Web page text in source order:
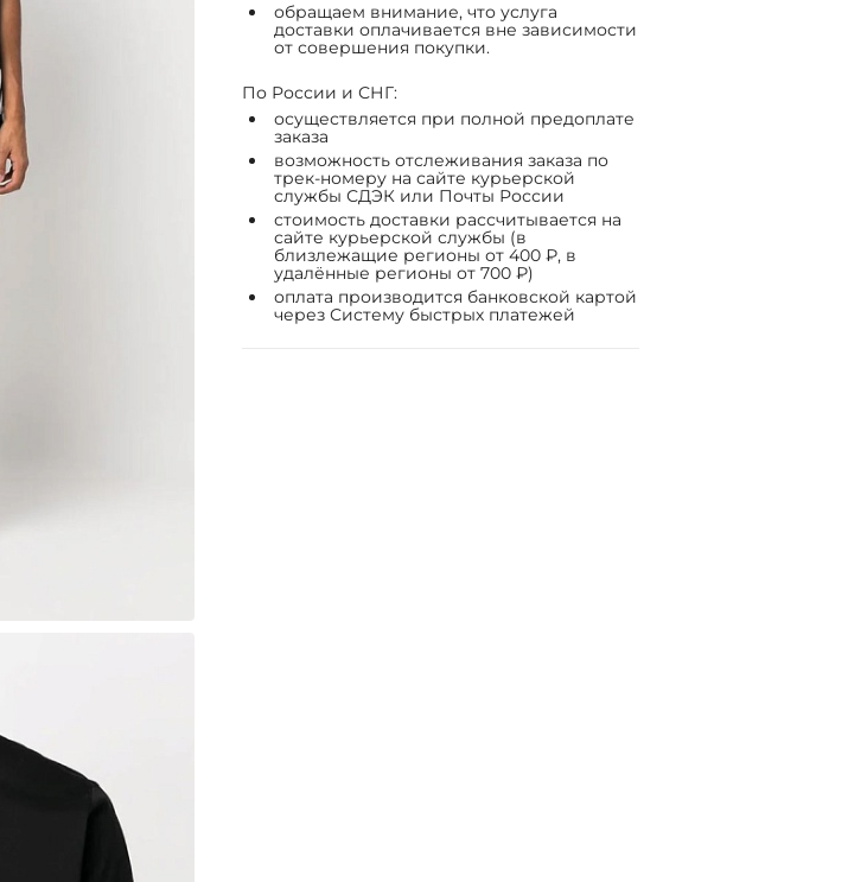
обращаем внимание, что услуга
доставки оплачивается вне зависимости
от совершения покупки.
По России и СНГ:
осуществляется при полной предоплате
заказа
возможность отслеживания заказа по
трек-номеру на сайте курьерской
службы СДЭК или Почты России
стоимость доставки рассчитывается на
сайте курьерской службы (в
близлежащие регионы от 400 ₽, в
удалённые регионы от 700 ₽)
оплата производится банковской картой
через Систему быстрых платежей